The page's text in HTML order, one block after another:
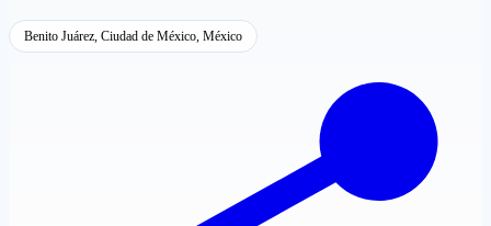
Benito Juárez, Ciudad de México, México